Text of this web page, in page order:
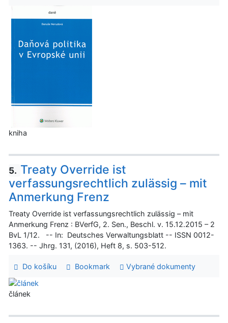
kniha
5. Treaty Override ist
verfassungsrechtlich zulässig – mit
Anmerkung Frenz
Treaty Override ist verfassungsrechtlich zulässig – mit
Anmerkung Frenz : BVerfG, 2. Sen., Beschl. v. 15.12.2015 – 2
BvL 1/12. -- In: Deutsches Verwaltungsblatt -- ISSN 0012-
1363. -- Jhrg. 131, (2016), Heft 8, s. 503-512.
Do košíku Bookmark Vybrané dokumenty
článek